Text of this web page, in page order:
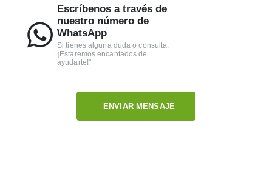
Escríbenos a través de
nuestro número de
WhatsApp
Si tienes alguna duda o consulta.
¡Estaremos encantados de
ayudarte!"
ENVIAR MENSAJE